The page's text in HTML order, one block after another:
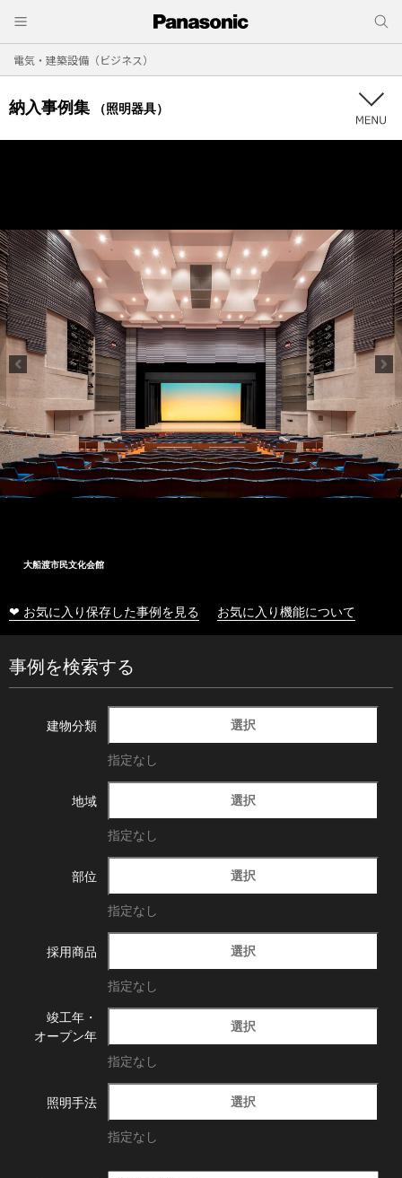
電気・建築設備（ビジネス）
納入事例集 （照明器具）
大船渡市民文化会館
❤ お気に入り保存した事例を見る お気に入り機能について
事例を検索する
建物分類 選択
指定なし
地域 選択
指定なし
部位 選択
指定なし
採用商品 選択
指定なし
竣工年・
オープン年
選択
指定なし
照明手法 選択
指定なし